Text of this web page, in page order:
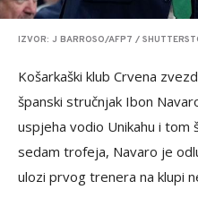
IZVOR: J BARROSO/AFP7 /
Košarkaški klub Crvena
španski stručnjak Ibon
uspjeha vodio Unikahu i tom
sedam trofeja, Navaro je
ulozi prvog trenera na klupi